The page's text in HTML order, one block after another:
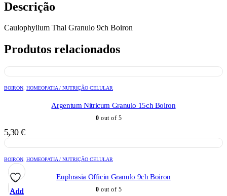
Descrição
Caulophyllum Thal Granulo 9ch Boiron
Produtos relacionados
Add
BOIRON, HOMEOPATIA / NUTRIÇÃO CELULAR
Argentum Nitricum Granulo 15ch Boiron
0 out of 5
5,30 €
Add
BOIRON, HOMEOPATIA / NUTRIÇÃO CELULAR
Euphrasia Officin Granulo 9ch Boiron
0 out of 5
Add
Add
Add